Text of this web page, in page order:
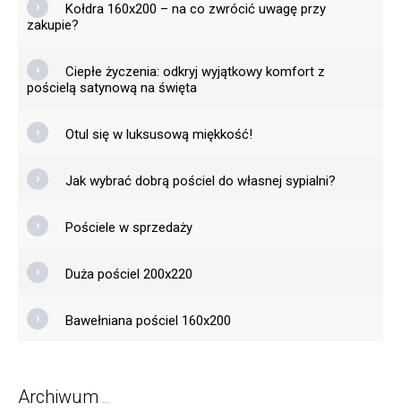
Kołdra 160x200 – na co zwrócić uwagę przy
zakupie?
Ciepłe życzenia: odkryj wyjątkowy komfort z
pościelą satynową na święta
Otul się w luksusową miękkość!
Jak wybrać dobrą pościel do własnej sypialni?
Pościele w sprzedaży
Duża pościel 200x220
Bawełniana pościel 160x200
Archiwum